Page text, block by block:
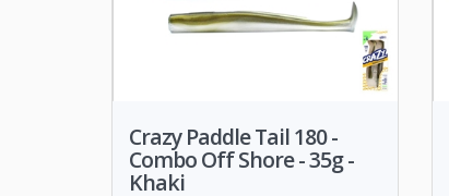
Crazy Paddle Tail 180 -
Combo Off Shore - 35g -
Khaki